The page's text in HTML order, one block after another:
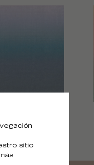
18
sitio